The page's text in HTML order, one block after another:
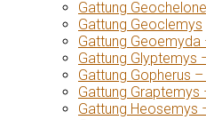
Gattung Geochelone
Gattung Geoclemys
Gattung
Gattung Glyptemys
Gattung Gopherus
Gattung
Gattung Heosemys